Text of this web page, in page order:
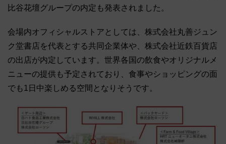
比谷花壇グループの内定も発表されました。
会場内オフィシャルストアとしては、株式会社丸善ジュン
ク堂書店を代表とする共同企業体や、株式会社近鉄百貨店
の出店が内定しています。世界各国の飲食やオリジナルメ
ニューの提供も予定されており、食事やショッピングの面
でも1日中楽しめる空間となりそうです。